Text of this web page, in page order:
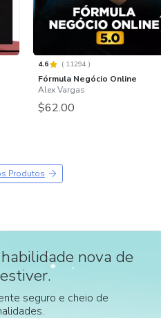
4.6 ( 11294 )
Fórmula Negócio Online
Alex Vargas
$62.00
Produtos
nova de
seguro e cheio de